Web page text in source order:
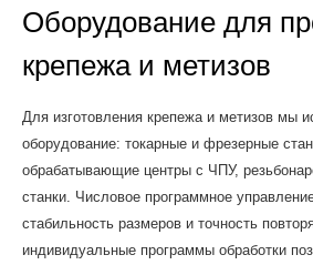
Оборудование для
крепежа и метизов
Для изготовления крепежа и метизов мы
оборудование: токарные и фрезерные
обрабатывающие центры с ЧПУ,
станки. Числовое программное
стабильность размеров и точность
индивидуальные программы обработки